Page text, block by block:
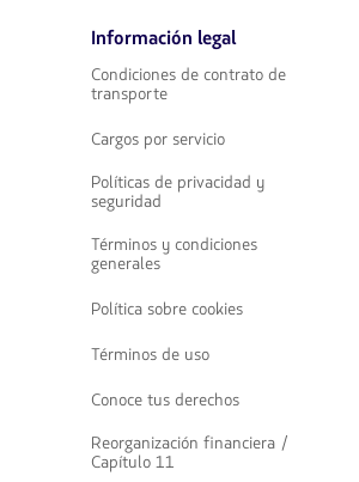
Información legal
Condiciones de contrato de
transporte
Cargos por servicio
Políticas de privacidad y
seguridad
Términos y condiciones
generales
Política sobre cookies
Términos de uso
Conoce tus derechos
Reorganización financiera /
Capítulo 11